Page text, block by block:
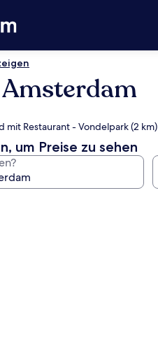
mit Restaurant - Vondelpark (2 km)
um Preise zu sehen